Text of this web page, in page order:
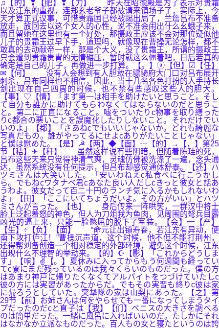
♫【的】❣【肥】❣【力】 昨天在昭德殿是为了表示对贵霜
以及江东的重视，连郑玄老爷子都被请来镇场子了，实际上，今
天才算正式议事，可惜贵霜国已经被踢出局了，兰詹吕布不准备
放走，放回去以这个女人的心性，说不准会闹出什么幺蛾子来，
而且留她在这里也有一个好处，那摄政王应该不会对那位疑似他
儿子的贵霜王过早下手，道理吗，就像现在曹操无论怎样，都不
敢真的去动献帝一样，那是个大义，没了贵霜王，所谓的摄政王
只会遭到贵霜贵胄的无情碾压，暂时就这么僵着吧，日后若真的
确定是自己的儿子，再做进一步打算。【。】ⓐ【但】☑【任】
✉【何】 没有人会想到有人胆敢在骠骑府大门口对吕布展开
刺杀，吕布同样也不相信，因此，当十几名各色打扮的人手持长
剑出现在自己四周的时候，也不禁有些感叹这些人的胆大。
【事】♡【情】「まず第一は相手を助けたいと思うこと。そし
て自分も誰かに助けてもらわなくてはならないのだと思うこ
と。第二に正直になること。嘘をついたりc物事を取り繕った
りc都合の悪いことを誤魔化したりしないこと。それだけでい
いのよ」【都】「さあねcでもいいじゃないか。どれも綺麗な
写真だもの。誰がやってるにせよcありがたいことじゃない」
と僕は慰めた。【是】☭【两】◆【面】┄【的】→【，】第25
节【秸】✈【秆】 虽然这样说有些阴暗，但随着陈珪的死，
吕布这些天来只觉得神清气爽，灵魂仿佛被洗涤了一遍，念头通
达，虽然系统没有任何提示，但吕布却感觉通体舒泰。【还】ハ
ツミさんは大笑いした。「安いわねえc私食べに行こうかし
ら。でもねcワタナベ君cあなた良い人だしcきっと彼女と話あ
うわよ。彼女だって百二十円のランチ気に入るかもしれないわ
よ」【田】「ここにいてちょうだいよ。その方がいい」とハツ
ミさんが言った。【也】 身后传来一阵哄笑，一群汉中将士
脸上泛起羞怒的神色，但人为刀俎我为鱼肉，见周围的弩兵目露
凶光的逼上来，只能一脸憋屈的脱下了军装。【会】━【产】
【生】÷【负】【面】 “命元让出镇寿春，若江东有异动，便
南下攻打庐江！”曹操沉声道，这个时候，他不但不能打荆州，
还得帮刘备创造一个相对稳定的外部环境，避免这个时候，江东
出现什么不理智的举动来。【的】☪【影】「これからどうしま
す」【响】✌【。】夏休みに入ってからもう何週間も経ってい
てc寮にまだ残っているのは我々くらいのものだった。僕の方
はあまり神戸に帰りたくなくてアルバイトをつづけていたしc
彼の方には実習があったからだ。でもその実習も終りc彼は家
に帰ろうとしていた。突撃隊の家は山梨にあった。【之】第
29节【前】お姉さんは何をやらせても一番になってしまうタイ
プだったのだcと直子は【我】【们】ペニスの大きさを調べる
のは簡単だった。一緒に風呂に入ればいいのだ。たしかにそれ
はなかなか立派なものだった。百人もの女と寝たというのは誇